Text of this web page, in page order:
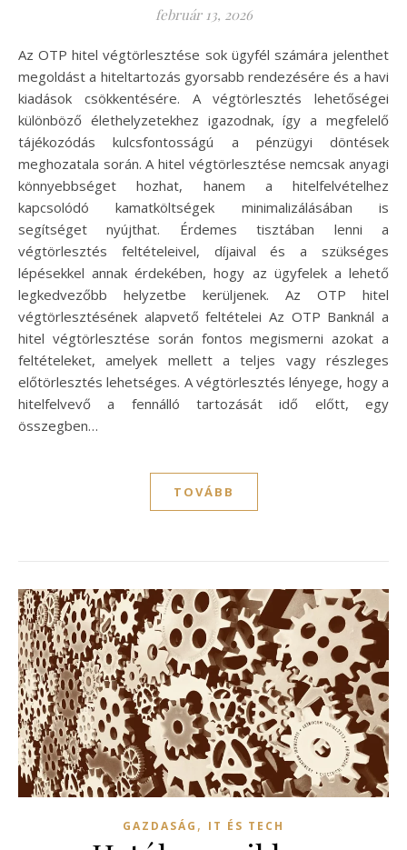
február 13, 2026
Az OTP hitel végtörlesztése sok ügyfél számára jelenthet
megoldást a hiteltartozás gyorsabb rendezésére és a havi
kiadások csökkentésére. A végtörlesztés lehetőségei
különböző élethelyzetekhez igazodnak, így a megfelelő
tájékozódás kulcsfontosságú a pénzügyi döntések
meghozatala során. A hitel végtörlesztése nemcsak anyagi
könnyebbséget hozhat, hanem a hitelfelvételhez
kapcsolódó kamatköltségek minimalizálásában is
segítséget nyújthat. Érdemes tisztában lenni a
végtörlesztés feltételeivel, díjaival és a szükséges
lépésekkel annak érdekében, hogy az ügyfelek a lehető
legkedvezőbb helyzetbe kerüljenek. Az OTP hitel
végtörlesztésének alapvető feltételei Az OTP Banknál a
hitel végtörlesztése során fontos megismerni azokat a
feltételeket, amelyek mellett a teljes vagy részleges
előtörlesztés lehetséges. A végtörlesztés lényege, hogy a
hitelfelvevő a fennálló tartozását idő előtt, egy
összegben…
TOVÁBB
GAZDASÁG , IT ÉS TECH